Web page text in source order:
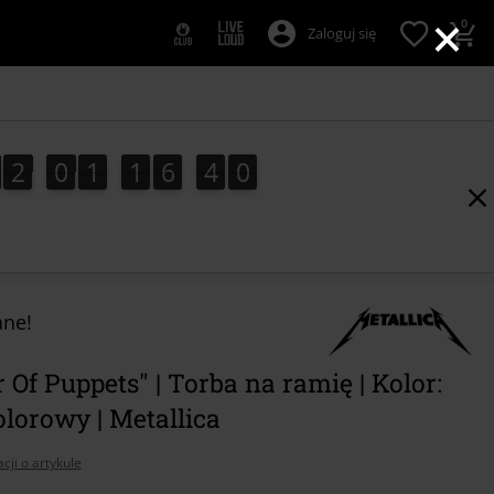
×
Zaloguj się 0
2
2 0
0 1
1 1
1 6
6 3
4
3 8
9
8
Of Puppets" | Torba na ramię | Kolor:
| Metallica
o artykule